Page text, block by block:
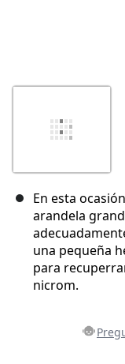
En esta
arandela
una pequeña
para
nicrom.